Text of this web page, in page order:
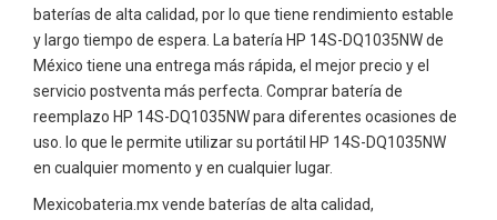
baterías de alta calidad, por lo que tiene rendimiento estable
y largo tiempo de espera. La batería HP 14S-DQ1035NW de
México tiene una entrega más rápida, el mejor precio y el
servicio postventa más perfecta. Comprar batería de
reemplazo HP 14S-DQ1035NW para diferentes ocasiones de
uso. lo que le permite utilizar su portátil HP 14S-DQ1035NW
en cualquier momento y en cualquier lugar.
Mexicobateria.mx vende baterías de alta calidad,